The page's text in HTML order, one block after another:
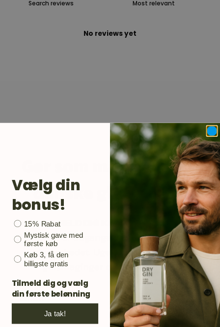
No reviews yet
Gør som mange andre
danske ginelskere.
TILMELD DIG KUNDEKLUBBEN
Din email er adgangen til opdateringer på
ginmarkedet. Ugens flaske, nye gin,
ginsmaginger og meget andet.
Email
Vælg din
bonus!
Bonusgave
15% Rabat
Mystisk gave med
første køb
Køb 3, få den
billigste gratis
Tilmeld dig og vælg
din første belønning
Ja tak!